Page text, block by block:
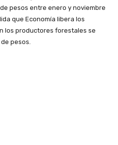
pesos entre enero y noviembre
que Economía libera los
los productores forestales se
pesos.